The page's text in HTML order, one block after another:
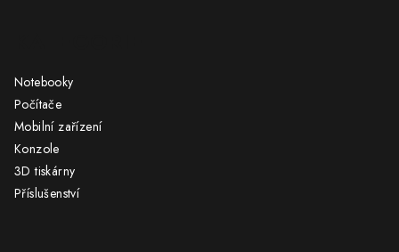
Notebooky
Počítače
Mobilní zařízení
Konzole
3D tiskárny
Příslušenství